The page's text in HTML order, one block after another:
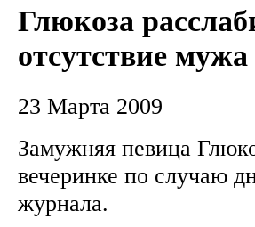
Глюкоза
отсутствие
23 Марта 2009
Замужняя певица
вечеринке по случаю
журнала.